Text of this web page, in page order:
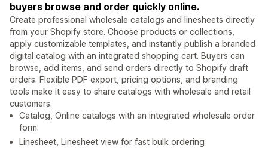
buyers browse and order quickly online.
Create professional wholesale catalogs and linesheets directly
from your Shopify store. Choose products or collections,
apply customizable templates, and instantly publish a branded
digital catalog with an integrated shopping cart. Buyers can
browse, add items, and send orders directly to Shopify draft
orders. Flexible PDF export, pricing options, and branding
tools make it easy to share catalogs with wholesale and retail
customers.
Catalog, Online catalogs with an integrated wholesale order
form.
Linesheet, Linesheet view for fast bulk ordering